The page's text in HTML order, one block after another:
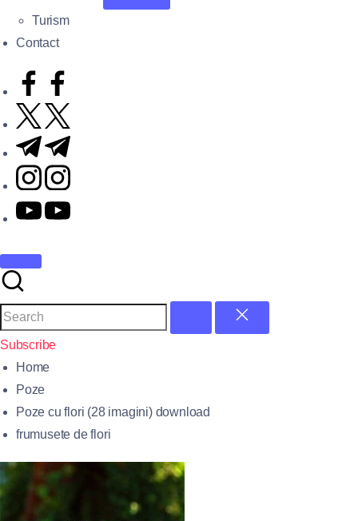
Turism
Contact
Subscribe
Home
Poze
Poze cu flori (28 imagini) download
frumusete de flori